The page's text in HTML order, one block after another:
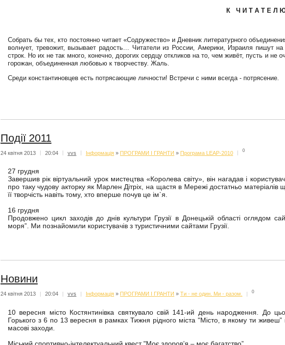
К
Ч И Т А Т Е Л
Собрать бы тех, кто постоянно читает «Содружество» и Дневник литературного
волнует, тревожит, вызывает радость…
Читатели из России, Америки, Израиля пишут
строк. Но их не так много, конечно, дорогих сердцу откликов на то, чем живёт, пусть и не
горожан, объединенная любовью к творчеству. Жаль.
Среди константиновцев есть потрясающие личности! Встречи с ними всегда - потрясение.
Події 2011
24 квітня 2013 20:04 vvs Iнформацiя » ПРОГРАМИ І ГРАНТИ » Програма LEAP-2010 0
27 грудня
Завершив рік віртуальний урок мистецтва «Королева світу», він нагадав і
про таку чудову акторку як Марлен Дітріх, на щастя в Мережі достатньо матеріалів
її творчість навіть тому, хто вперше почув це ім`я.
16 грудня
Продовжено цикл заходів до днів культури Грузії в Донецькій області оглядом
моря”. Ми познайомили користувачів з туристичними сайтами Грузії.
Новини
24 квітня 2013 | 20:04 | vvs | Iнформацiя » ПРОГРАМИ І ГРАНТИ » Ти - не один. Ми - разом. | 0
10 вересня місто Костянтинівка святкувало свій 141-ий день народження. До
Горького з 6 по 13 вересня в рамках Тижня рідного міста "Місто, в якому ти живеш”
масові заходи.